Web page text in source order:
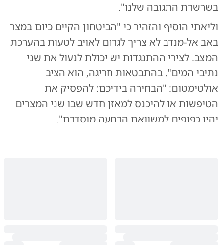
בשרשרת התגובה שלנו".
וליאתי הוסיף והזהיר כי "הביטחון הקיים כיום במצר
באב אל-מנדב לא צריך לגרום לאויב לטעות בהערכת
המצב. לצירי ההתנגדות יש יכולת לנעול את שני
נתיבי המים". בהתבטאות חריגה, הוא הציב
אולטימטום: "הבחירה בידיכם: להפסיק את
הטיפשות או להיכנס למאזן חדש שבו שני המצרים
יהיו כפופים למשוואת הרתעה מוסדרת".